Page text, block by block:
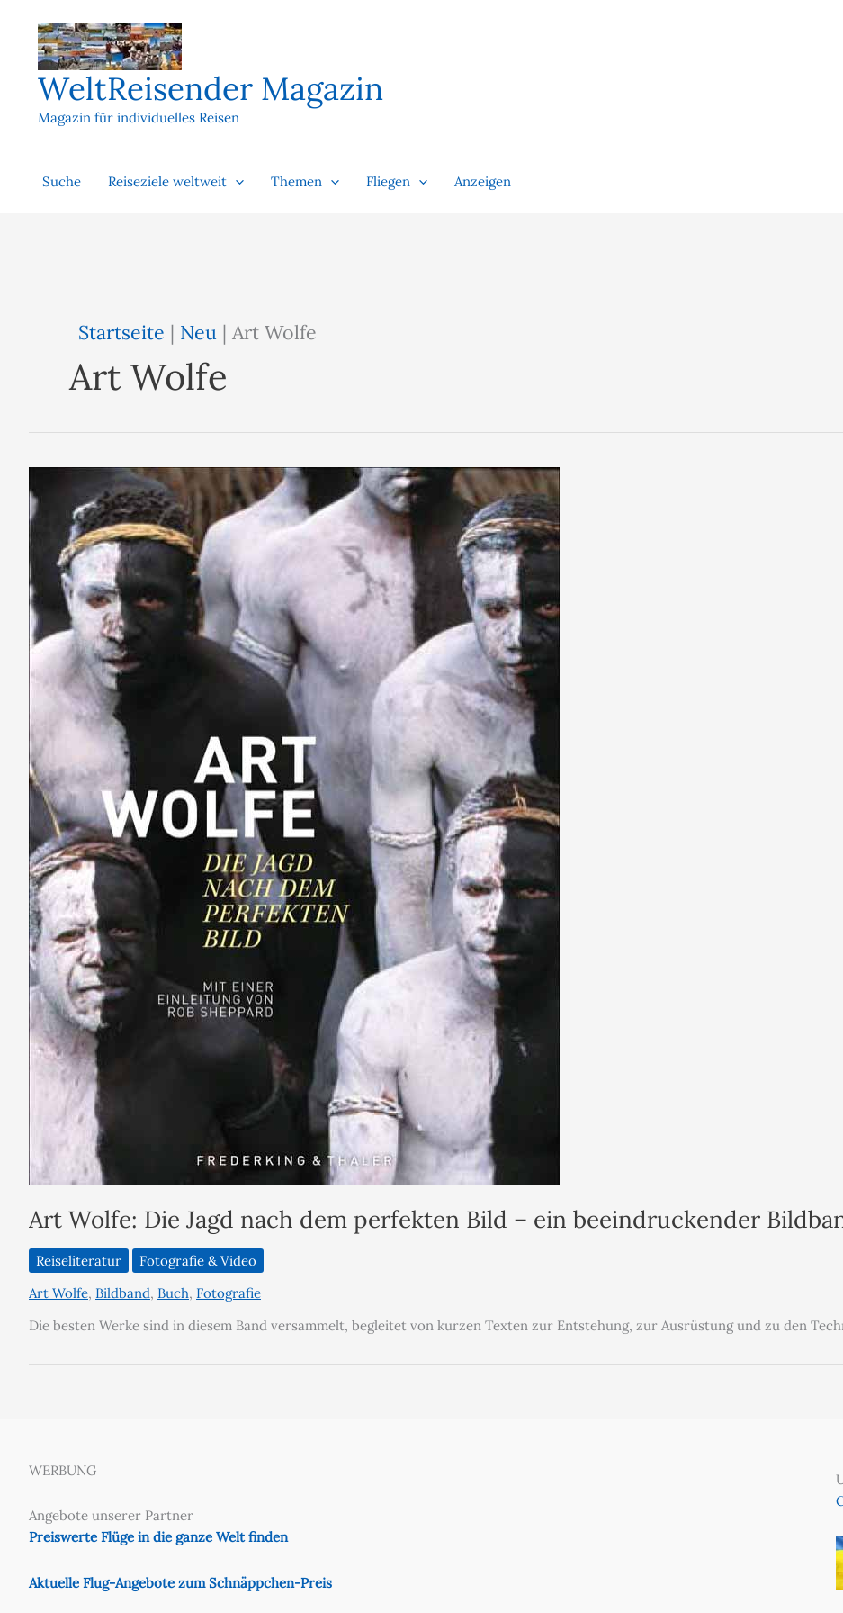
springen
WeltReisender Magazin
Magazin für individuelles Reisen
Suche Reiseziele weltweit Themen Fliegen Anzeigen
Startseite | Neu | Art Wolfe
Art Wolfe
Art Wolfe: Die Jagd nach dem perfekten Bild – ein beeindruckender
Reiseliteratur
Fotografie & Video
Art Wolfe, Bildband, Buch, Fotografie
Die besten Werke sind in diesem Band versammelt, begleitet von kurzen Texten zur Entstehung, zur Ausrüstung und zu den
WERBUNG
Angebote unserer Partner
Preiswerte Flüge in die ganze Welt finden
Aktuelle Flug-Angebote zum Schnäppchen-Preis